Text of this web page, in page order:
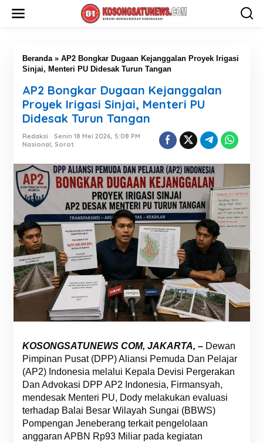
Beranda» AP2 Bongkar Dugaan Kejanggalan Proyek Irigasi
Sinjai, Menteri PU Didesak Turun Tangan
AP2 Bongkar Dugaan Kejanggalan
Proyek Irigasi Sinjai, Menteri PU
Didesak Turun Tangan
Redaksi
Senin 18 Mei 2026, 5:08 PM
Nasional, Sorot
KOSONGSATUNEWS COM, JAKARTA, –Dewan
Pimpinan Pusat (DPP) Aliansi Pemuda Dan Pelajar
(AP2) Indonesia melalui Kepala Devisi Pergerakan
Dan Advokasi DPP AP2 Indonesia, Firmansyah,
mendesak Menteri PU, Dody melakukan evaluasi
terhadap Balai Besar Wilayah Sungai (BBWS)
Pompengan Jeneberang terkait pengelolaan
anggaran APBN Rp93 Miliar pada kegiatan